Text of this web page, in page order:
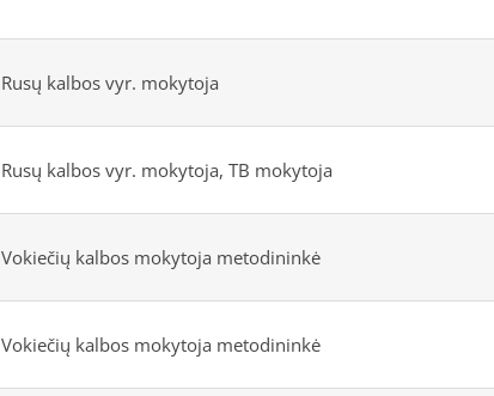
Rusų kalbos vyr. mokytoja
Rusų kalbos vyr. mokytoja, TB mokytoja
Vokiečių kalbos mokytoja metodininkė
Vokiečių kalbos mokytoja metodininkė